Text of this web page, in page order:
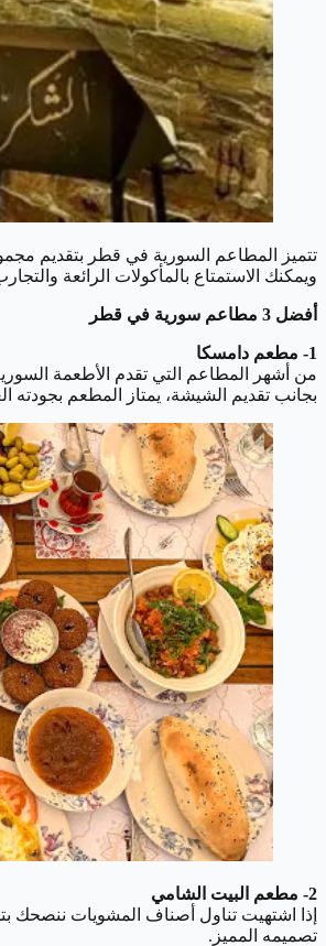
تتميز المطاعم السورية في قطر بتقديم
ويمكنك الاستمتاع بالمأكولات الرائعة
أفضل 3 مطاعم سورية في قطر
1- مطعم دامسكا
من أشهر المطاعم التي تقدم الأطعمة
بجانب تقديم الشيشة، يمتاز المطعم بجودته
2- مطعم البيت الشامي
إذا اشتهيت تناول أصناف المشويات ننصحك
تصميمه المميز.